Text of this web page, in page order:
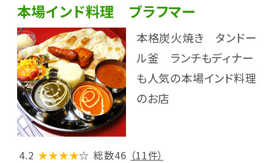
本場インド料理 ブラフマー
本格炭火焼き タンドー
ル釜 ランチもディナー
も人気の本場インド料理
のお店
4.2 ★★★★☆ 総数46 （11件）